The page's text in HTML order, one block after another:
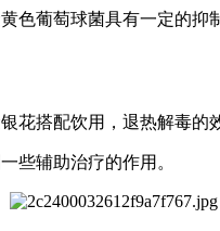
葡萄球菌具有一定的
花搭配饮用，退热解毒的
些辅助治疗的作用。